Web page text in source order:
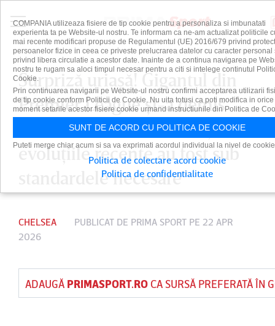
Surpriză uriaşă! Gigantul din
Premier League şi-a demis
antrenorul: "Rezultatele şi
evoluţiile recente au fost sub
standardele necesare"
CHELSEA PUBLICAT DE PRIMA SPORT PE 22 APR
2026
ADAUGĂ PRIMASPORT.ROCA SURSĂ PREFERATĂ ÎN
COMPANIA utilizeaza fisiere de tip cookie pentru a personaliza si imbunatati
experienta ta pe Website-ul nostru. Te informam ca ne-am actualizat politicile
mai recente modificari propuse de Regulamentul (UE) 2016/679 privind
persoanelor fizice in ceea ce priveste prelucrarea datelor cu caracter personal
privind libera circulatie a acestor date. Inainte de a continua navigarea pe
nostru te rugam sa aloci timpul necesar pentru a citi si intelege continutul
Cookie.
Prin continuarea navigarii pe Website-ul nostru confirmi acceptarea utilizarii
de tip cookie conform Politicii de Cookie. Nu uita totusi ca poti modifica in orice
moment setarile acestor fisiere cookie urmand instructiunile din Politica de
SUNT DE ACORD CU POLITICA DE COOKIE
Puteti merge chiar acum si sa va exprimati acordul individual la nivel de
Politica de colectare acord cookie
Politica de confidentialitate